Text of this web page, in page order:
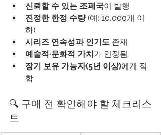
신뢰할 수 있는 조폐국이 발행
진정한 한정 수량 (예: 10,000개 이
하)
시리즈 연속성과 인기도 존재
예술적·문화적 가치가 인정됨
장기 보유 가능자(5년 이상)에게 적
합
🔍 구매 전 확인해야 할 체크리스
트